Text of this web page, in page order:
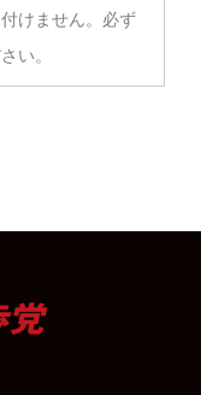
けません。必ず
い。